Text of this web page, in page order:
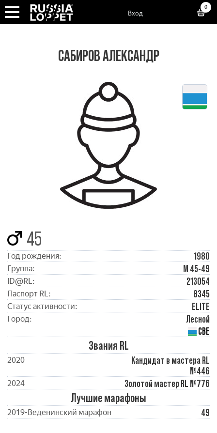
Вход
0
САБИРОВ АЛЕКСАНДР
45
Год рождения: 1980
Группа: М 45-49
ID@RL: 213054
Паспорт RL: 8345
Статус активности: ELITE
Город:
Лесной
СВЕ
Звания RL
2020
Кандидат в мастера RL
№446
2024 Золотой мастер RL №776
Лучшие марафоны
2019-Веденинский марафон 49